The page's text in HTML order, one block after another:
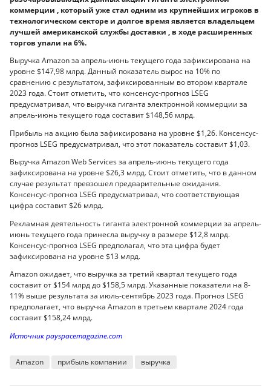
коммерции , который уже стал одним из крупнейших игроков в
технологическом секторе и долгое время является владельцем
лучшей американской службы доставки , в ходе расширенных
торгов упали на 6%.
Выручка Amazon за апрель-июнь текущего года зафиксирована на
уровне $147,98 млрд. Данный показатель вырос на 10% по
сравнению с результатом, зафиксированным во втором квартале
2023 года. Стоит отметить, что консенсус-прогноз LSEG
предусматривал, что выручка гиганта электронной коммерции за
апрель-июнь текущего года составит $148,56 млрд.
Прибыль на акцию была зафиксирована на уровне $1,26. Консенсус-
прогноз LSEG предусматривал, что этот показатель составит $1,03.
Выручка Amazon Web Services за апрель-июнь текущего года
зафиксирована на уровне $26,3 млрд. Стоит отметить, что в данном
случае результат превзошел предварительные ожидания.
Консенсус-прогноз LSEG предусматривал, что соответствующая
цифра составит $26 млрд.
Рекламная деятельность гиганта электронной коммерции за апрель-
июнь текущего года принесла выручку в размере $12,8 млрд.
Консенсус-прогноз LSEG предполагал, что эта цифра будет
зафиксирована на уровне $13 млрд.
Amazon ожидает, что выручка за третий квартал текущего года
составит от $154 млрд до $158,5 млрд. Указанные показатели на 8-
11% выше результата за июль-сентябрь 2023 года. Прогноз LSEG
предполагает, что выручка Amazon в третьем квартале 2024 года
составит $158,24 млрд.
Источник payspacemagazine.com
Amazon прибыль компании выручка